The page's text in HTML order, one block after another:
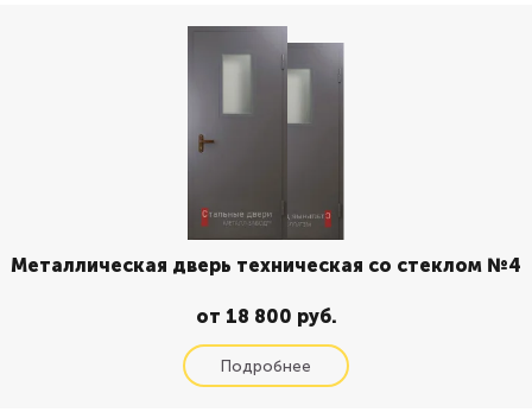
Металлическая дверь техническая со стеклом №4
от 18 800 руб.